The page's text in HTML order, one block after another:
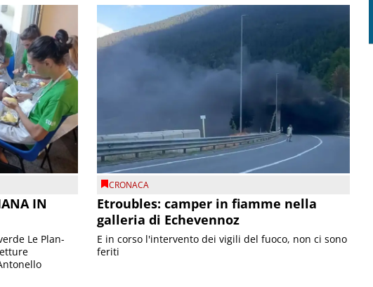
IN
Le Plan-
CRONACA
Etroubles: camper in fiamme nella
galleria di Echevennoz
E in corso l'intervento dei vigili del fuoco, non ci sono
feriti